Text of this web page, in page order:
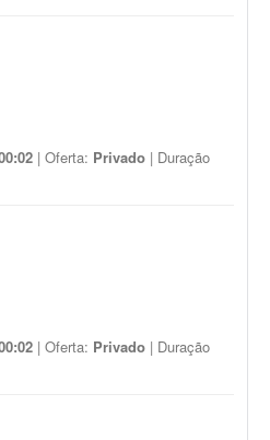
| Oferta: Privado | Duração
| Oferta: Privado | Duração